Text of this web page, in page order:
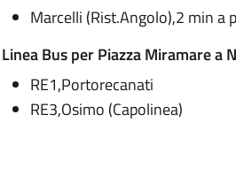
Marcelli (Rist.Angolo),2 min a
Linea Bus per Piazza Miramare a
RE1,Portorecanati
RE3,Osimo (Capolinea)